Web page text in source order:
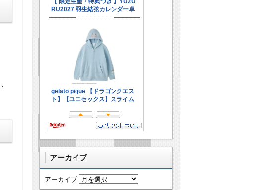
アーカイブ
アーカイブ